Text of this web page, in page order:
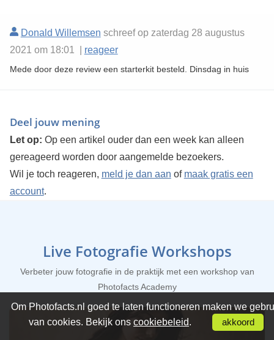
Donald Willemsen schreef op zaterdag 28 augustus
2021 om 18:01 | reageer
Mede door deze review een starterkit besteld. Dinsdag in huis
Deel jouw mening
Let op: Op een artikel ouder dan een week kan alleen
gereageerd worden door aangemelde bezoekers.
Wil je toch reageren, meld je dan aan of maak gratis een
account.
Live Fotografie Workshops
Verbeter jouw fotografie in de praktijk met een workshop van
Photofacts Academy
Om Photofacts.nl goed te laten functioneren maken we
van cookies. Bekijk ons cookiebeleid. akkoord